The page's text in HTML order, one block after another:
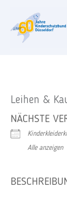
springen
Leihen &
NÄCHSTE
Alle anzeigen